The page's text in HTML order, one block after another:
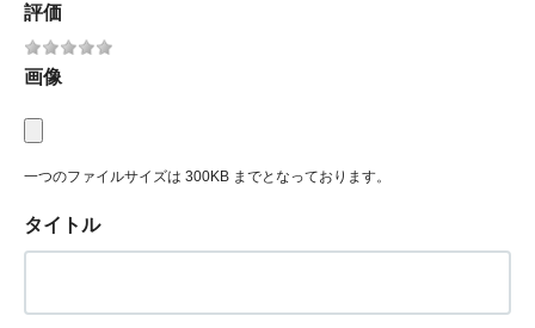
評価
画像
一つのファイルサイズは 300KB までとなっております。
タイトル